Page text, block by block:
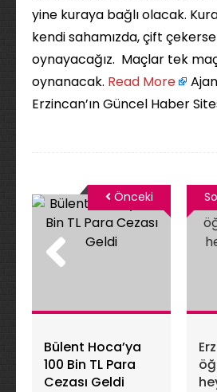
yine kuraya bağlı olacak.
kendi sahamızda, çift
oynayacağız. Maçlar tek
oynanacak. ​ Read More
Erzincan’ın Güncel Haber
Bülent Hoca’ya
100 Bin TL Para
Cezası Geldi
Önceki